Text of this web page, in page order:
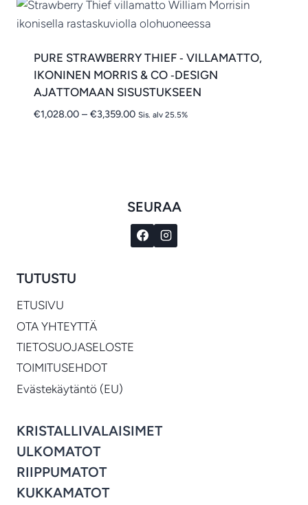
PURE STRAWBERRY THIEF ‑ VILLAMATTO,
IKONINEN MORRIS & CO ‑DESIGN
AJATTOMAAN SISUSTUKSEEN
€1,028.00 – €3,359.00Hintaluokka:
Sis. alv 25.5%
SEURAA
TUTUSTU
ETUSIVU
OTA YHTEYTTÄ
TIETOSUOJASELOSTE
TOIMITUSEHDOT
Evästekäytäntö (EU)
KRISTALLIVALAISIMET
ULKOMATOT
RIIPPUMATOT
KUKKAMATOT